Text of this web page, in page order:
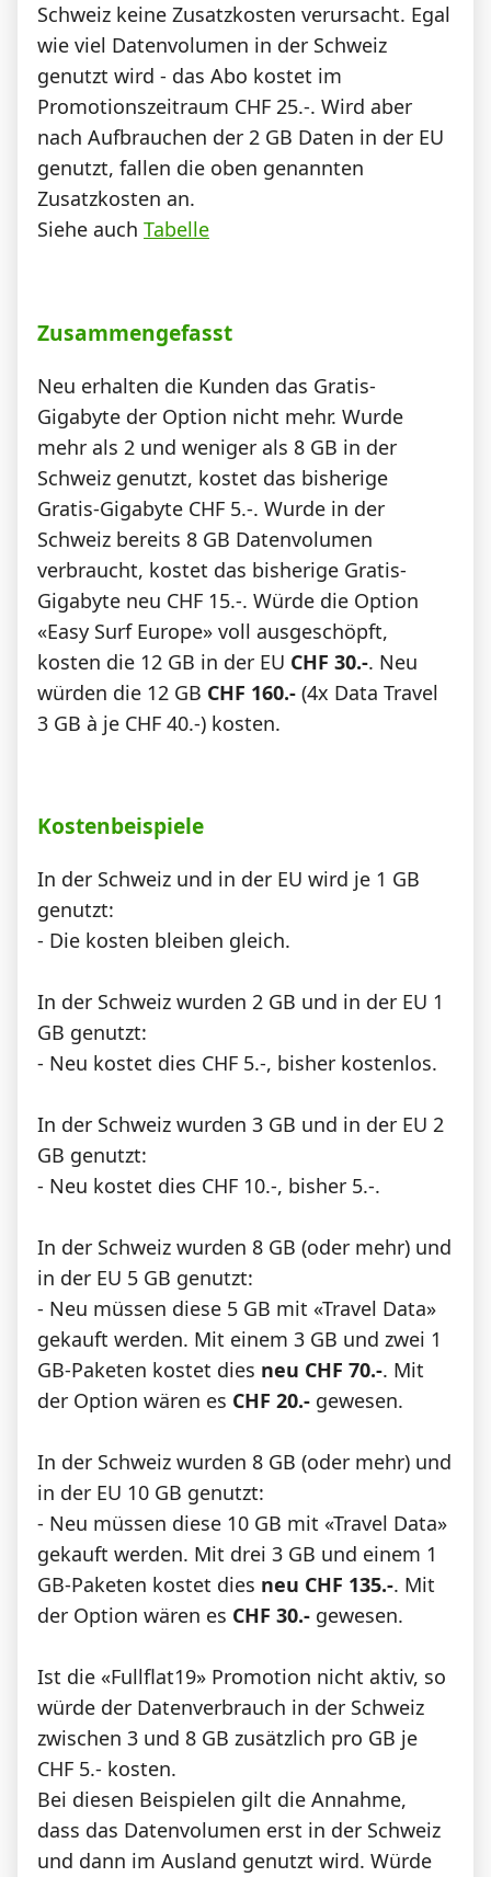
Schweiz keine Zusatzkosten verursacht. Egal
wie viel Datenvolumen in der Schweiz
genutzt wird - das Abo kostet im
Promotionszeitraum CHF 25.-. Wird aber
nach Aufbrauchen der 2 GB Daten in der EU
genutzt, fallen die oben genannten
Zusatzkosten an.
Siehe auch Tabelle
Zusammengefasst
Neu erhalten die Kunden das Gratis-
Gigabyte der Option nicht mehr. Wurde
mehr als 2 und weniger als 8 GB in der
Schweiz genutzt, kostet das bisherige
Gratis-Gigabyte CHF 5.-. Wurde in der
Schweiz bereits 8 GB Datenvolumen
verbraucht, kostet das bisherige Gratis-
Gigabyte neu CHF 15.-. Würde die Option
«Easy Surf Europe» voll ausgeschöpft,
kosten die 12 GB in der EU CHF 30.-. Neu
würden die 12 GB CHF 160.- (4x Data Travel
3 GB à je CHF 40.-) kosten.
Kostenbeispiele
In der Schweiz und in der EU wird je 1 GB
genutzt:
- Die kosten bleiben gleich.
In der Schweiz wurden 2 GB und in der EU 1
GB genutzt:
- Neu kostet dies CHF 5.-, bisher kostenlos.
In der Schweiz wurden 3 GB und in der EU 2
GB genutzt:
- Neu kostet dies CHF 10.-, bisher 5.-.
In der Schweiz wurden 8 GB (oder mehr) und
in der EU 5 GB genutzt:
- Neu müssen diese 5 GB mit «Travel Data»
gekauft werden. Mit einem 3 GB und zwei 1
GB-Paketen kostet dies neu CHF 70.-. Mit
der Option wären es CHF 20.- gewesen.
In der Schweiz wurden 8 GB (oder mehr) und
in der EU 10 GB genutzt:
- Neu müssen diese 10 GB mit «Travel Data»
gekauft werden. Mit drei 3 GB und einem 1
GB-Paketen kostet dies neu CHF 135.-. Mit
der Option wären es CHF 30.- gewesen.
Ist die «Fullflat19» Promotion nicht aktiv, so
würde der Datenverbrauch in der Schweiz
zwischen 3 und 8 GB zusätzlich pro GB je
CHF 5.- kosten.
Bei diesen Beispielen gilt die Annahme,
dass das Datenvolumen erst in der Schweiz
und dann im Ausland genutzt wird. Würde